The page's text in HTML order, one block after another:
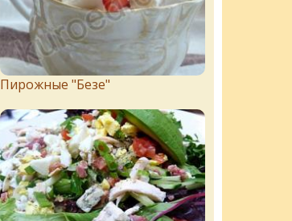
Пирожныe "Бeзe"